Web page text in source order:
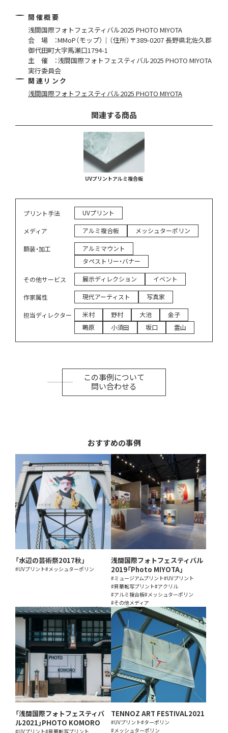
開催概要
浅間国際フォトフェスティバル2025 PHOTO MIYOTA
会 場 ：MMoP（モップ）｜（住所）〒389-0207 長野県北佐久郡
御代田町大字馬瀬口1794-1
主 催 ：浅間国際フォトフェスティバル2025 PHOTO MIYOTA
実行委員会
関連リンク
浅間国際フォトフェスティバル2025 PHOTO MIYOTA
関連する商品
UVプリントアルミ複合板
プリント手法 UVプリント
メディア アルミ複合板 メッシュターポリン
額装・加工
アルミマウント
タペストリー・バナー
その他サービス 展示ディレクション イベント
作家属性 現代アーティスト 写真家
担当ディレクター 米村 野村 大池
金子
鴫原
小須田 坂口 霊山
この事例について
問い合わせる
おすすめの事例
「水辺の芸術祭2017秋」
#UVプリント#メッシュターポリン
浅間国際フォトフェスティバル
2019「Photo MIYOTA」
#ミュージアムプリント#UVプリント
#昇華転写プリント#アクリル
#アルミ複合板#メッシュターポリン
#その他メディア
「浅間国際フォトフェスティバ
ル2021」PHOTO KOMORO
#UVプリント#昇華転写プリント
TENNOZ ART FESTIVAL2021
#UVプリント#ターポリン
#メッシュターポリン